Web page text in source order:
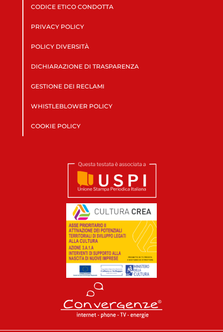
CODICE ETICO CONDOTTA
PRIVACY POLICY
POLICY DIVERSITÀ
DICHIARAZIONE DI TRASPARENZA
GESTIONE DEI RECLAMI
WHISTLEBLOWER POLICY
COOKIE POLICY